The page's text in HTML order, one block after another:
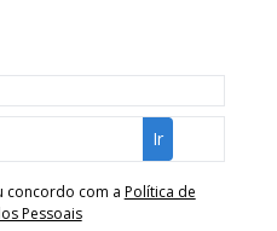
concordo com a Política de
Pessoais